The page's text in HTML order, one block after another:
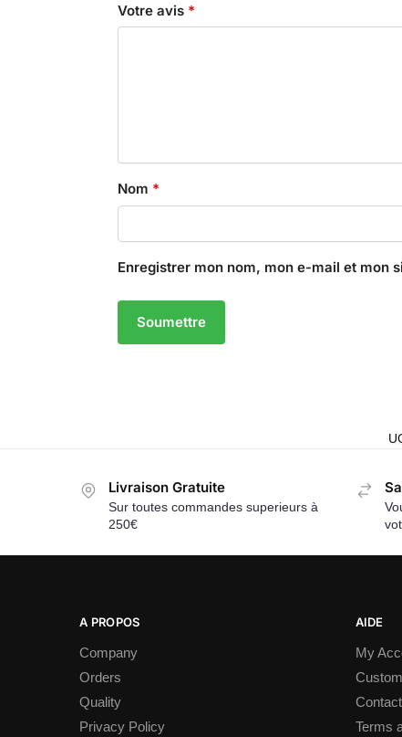
Votre avis *
Nom *
Enregistrer mon nom, mon e-mail et mon
Livraison Gratuite
Sur toutes commandes superieurs à
250€
A PROPOS
Company
Orders
Quality
Privacy Policy
AIDE
My
Terms